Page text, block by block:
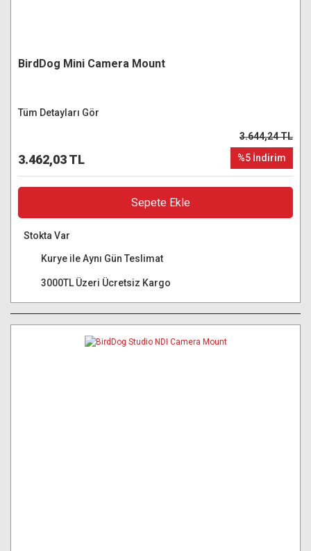
BirdDog Mini Camera Mount
Tüm Detayları Gör
3.462,03 TL
3.644,24 TL
%5 İndirim
Sepete Ekle
Stokta Var
Kurye ile Aynı Gün Teslimat
3000TL Üzeri Ücretsiz Kargo